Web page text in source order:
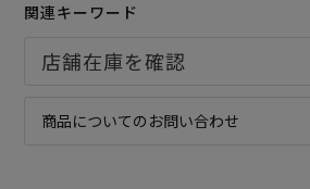
関連キーワード
商品についてのお問い合わせ